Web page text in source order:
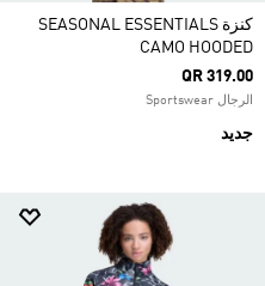
كنزة SEASONAL ESSENTIALS
CAMO HOODED
QR 319.00
الرجال Sportswear
جديد